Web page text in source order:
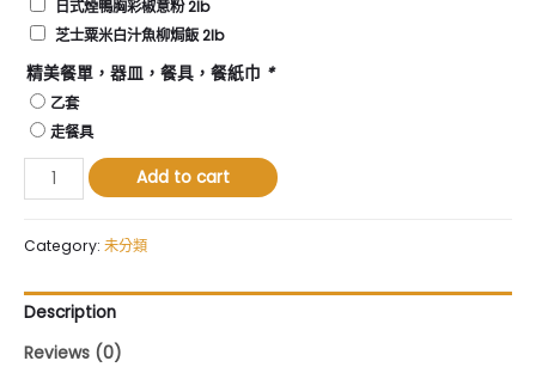
日式煙鴨胸彩椒意粉 2lb
芝士粟米白汁魚柳焗飯 2lb
精美餐單，器皿，餐具，餐紙巾 *
乙套
走餐具
庭
餐
6
人)
quantity
Add to cart
Category: 未分類
Description
Reviews (0)